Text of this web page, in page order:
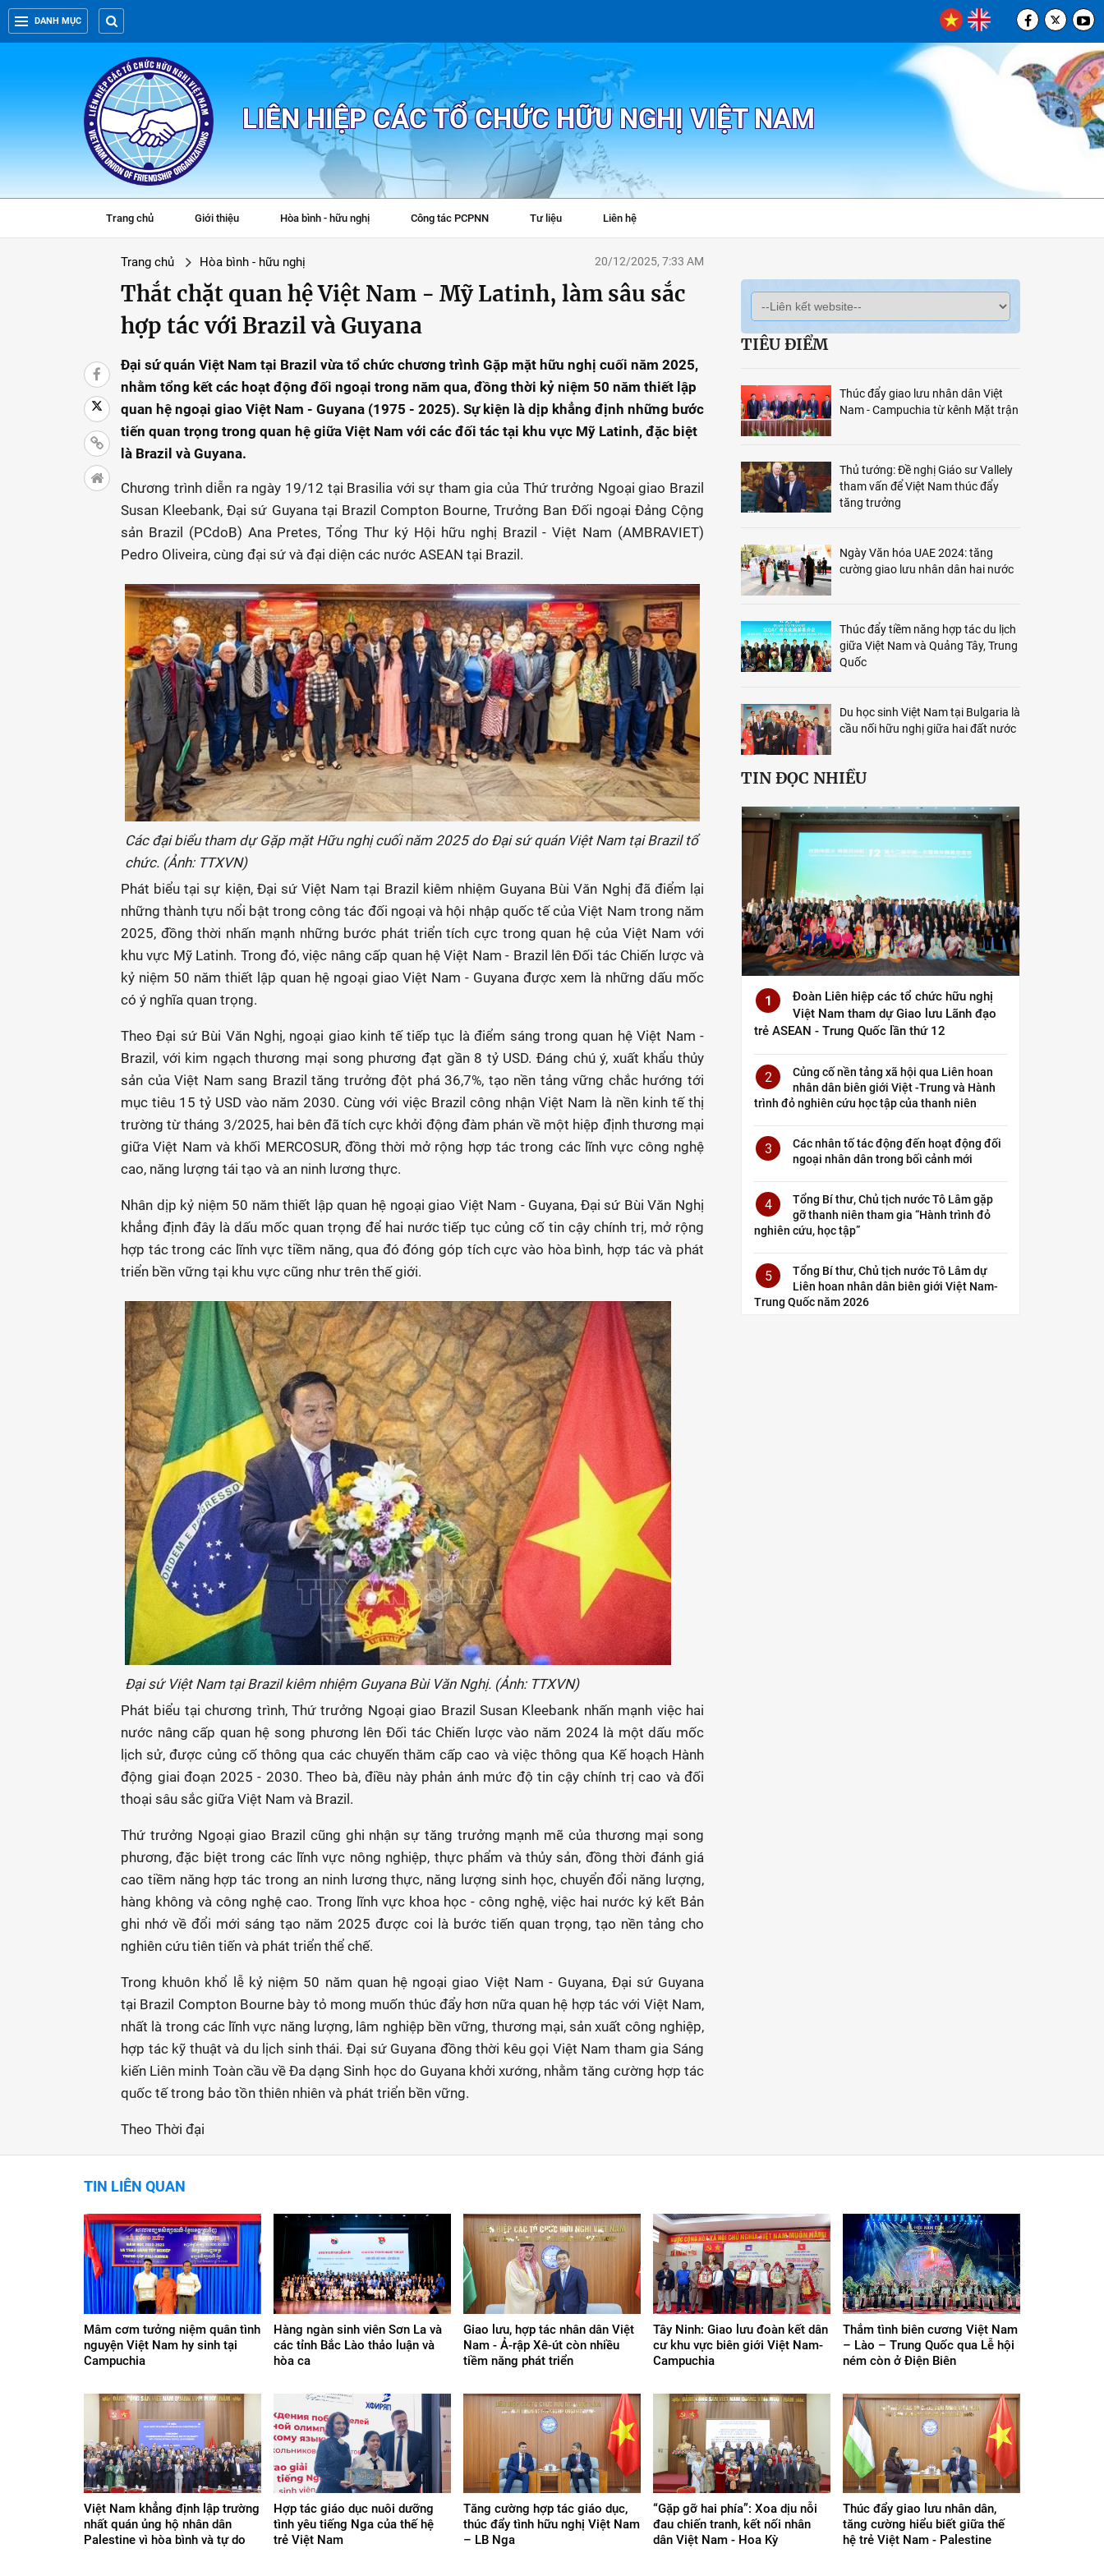
DANH MỤC
LIÊN HIỆP CÁC TỔ CHỨC HỮU NGHỊ VIỆT NAM
Trang chủ Giới thiệu Hòa bình - hữu nghị Công tác PCPNN Tư liệu Liên hệ
Trang chủ Hòa bình - hữu nghị 20/12/2025, 7:33 AM
Thắt chặt quan hệ Việt Nam - Mỹ Latinh, làm sâu sắc
hợp tác với Brazil và Guyana
Đại sứ quán Việt Nam tại Brazil vừa tổ chức chương trình Gặp mặt hữu nghị cuối năm 2025,
nhằm tổng kết các hoạt động đối ngoại trong năm qua, đồng thời kỷ niệm 50 năm thiết lập
quan hệ ngoại giao Việt Nam - Guyana (1975 - 2025). Sự kiện là dịp khẳng định những bước
tiến quan trọng trong quan hệ giữa Việt Nam với các đối tác tại khu vực Mỹ Latinh, đặc biệt
là Brazil và Guyana.
Chương trình diễn ra ngày 19/12 tại Brasilia với sự tham gia của Thứ trưởng Ngoại giao Brazil
Susan Kleebank, Đại sứ Guyana tại Brazil Compton Bourne, Trưởng Ban Đối ngoại Đảng Cộng
sản Brazil (PCdoB) Ana Pretes, Tổng Thư ký Hội hữu nghị Brazil - Việt Nam (AMBRAVIET)
Pedro Oliveira, cùng đại sứ và đại diện các nước ASEAN tại Brazil.
Các đại biểu tham dự Gặp mặt Hữu nghị cuối năm 2025 do Đại sứ quán Việt Nam tại Brazil tổ
chức. (Ảnh: TTXVN)
Phát biểu tại sự kiện, Đại sứ Việt Nam tại Brazil kiêm nhiệm Guyana Bùi Văn Nghị đã điểm lại
những thành tựu nổi bật trong công tác đối ngoại và hội nhập quốc tế của Việt Nam trong năm
2025, đồng thời nhấn mạnh những bước phát triển tích cực trong quan hệ của Việt Nam với
khu vực Mỹ Latinh. Trong đó, việc nâng cấp quan hệ Việt Nam - Brazil lên Đối tác Chiến lược và
kỷ niệm 50 năm thiết lập quan hệ ngoại giao Việt Nam - Guyana được xem là những dấu mốc
có ý nghĩa quan trọng.
Theo Đại sứ Bùi Văn Nghị, ngoại giao kinh tế tiếp tục là điểm sáng trong quan hệ Việt Nam -
Brazil, với kim ngạch thương mại song phương đạt gần 8 tỷ USD. Đáng chú ý, xuất khẩu thủy
sản của Việt Nam sang Brazil tăng trưởng đột phá 36,7%, tạo nền tảng vững chắc hướng tới
mục tiêu 15 tỷ USD vào năm 2030. Cùng với việc Brazil công nhận Việt Nam là nền kinh tế thị
trường từ tháng 3/2025, hai bên đã tích cực khởi động đàm phán về một hiệp định thương mại
giữa Việt Nam và khối MERCOSUR, đồng thời mở rộng hợp tác trong các lĩnh vực công nghệ
cao, năng lượng tái tạo và an ninh lương thực.
Nhân dịp kỷ niệm 50 năm thiết lập quan hệ ngoại giao Việt Nam - Guyana, Đại sứ Bùi Văn Nghị
khẳng định đây là dấu mốc quan trọng để hai nước tiếp tục củng cố tin cậy chính trị, mở rộng
hợp tác trong các lĩnh vực tiềm năng, qua đó đóng góp tích cực vào hòa bình, hợp tác và phát
triển bền vững tại khu vực cũng như trên thế giới.
Đại sứ Việt Nam tại Brazil kiêm nhiệm Guyana Bùi Văn Nghị. (Ảnh: TTXVN)
Phát biểu tại chương trình, Thứ trưởng Ngoại giao Brazil Susan Kleebank nhấn mạnh việc hai
nước nâng cấp quan hệ song phương lên Đối tác Chiến lược vào năm 2024 là một dấu mốc
lịch sử, được củng cố thông qua các chuyến thăm cấp cao và việc thông qua Kế hoạch Hành
động giai đoạn 2025 - 2030. Theo bà, điều này phản ánh mức độ tin cậy chính trị cao và đối
thoại sâu sắc giữa Việt Nam và Brazil.
Thứ trưởng Ngoại giao Brazil cũng ghi nhận sự tăng trưởng mạnh mẽ của thương mại song
phương, đặc biệt trong các lĩnh vực nông nghiệp, thực phẩm và thủy sản, đồng thời đánh giá
cao tiềm năng hợp tác trong an ninh lương thực, năng lượng sinh học, chuyển đổi năng lượng,
hàng không và công nghệ cao. Trong lĩnh vực khoa học - công nghệ, việc hai nước ký kết Bản
ghi nhớ về đổi mới sáng tạo năm 2025 được coi là bước tiến quan trọng, tạo nền tảng cho
nghiên cứu tiên tiến và phát triển thể chế.
Trong khuôn khổ lễ kỷ niệm 50 năm quan hệ ngoại giao Việt Nam - Guyana, Đại sứ Guyana
tại Brazil Compton Bourne bày tỏ mong muốn thúc đẩy hơn nữa quan hệ hợp tác với Việt Nam,
nhất là trong các lĩnh vực năng lượng, lâm nghiệp bền vững, thương mại, sản xuất công nghiệp,
hợp tác kỹ thuật và du lịch sinh thái. Đại sứ Guyana đồng thời kêu gọi Việt Nam tham gia Sáng
kiến Liên minh Toàn cầu về Đa dạng Sinh học do Guyana khởi xướng, nhằm tăng cường hợp tác
quốc tế trong bảo tồn thiên nhiên và phát triển bền vững.
Theo Thời đại
TIÊU ĐIỂM
Thúc đẩy giao lưu nhân dân Việt
Nam - Campuchia từ kênh Mặt trận
Thủ tướng: Đề nghị Giáo sư Vallely
tham vấn để Việt Nam thúc đẩy
tăng trưởng
Ngày Văn hóa UAE 2024: tăng
cường giao lưu nhân dân hai nước
Thúc đẩy tiềm năng hợp tác du lịch
giữa Việt Nam và Quảng Tây, Trung
Quốc
Du học sinh Việt Nam tại Bulgaria là
cầu nối hữu nghị giữa hai đất nước
TIN ĐỌC NHIỀU
1
Đoàn Liên hiệp các tổ chức hữu nghị
Việt Nam tham dự Giao lưu Lãnh đạo
trẻ ASEAN - Trung Quốc lần thứ 12
2
Củng cố nền tảng xã hội qua Liên hoan
nhân dân biên giới Việt -Trung và Hành
trình đỏ nghiên cứu học tập của thanh niên
3
Các nhân tố tác động đến hoạt động đối
ngoại nhân dân trong bối cảnh mới
4
Tổng Bí thư, Chủ tịch nước Tô Lâm gặp
gỡ thanh niên tham gia “Hành trình đỏ
nghiên cứu, học tập”
5
Tổng Bí thư, Chủ tịch nước Tô Lâm dự
Liên hoan nhân dân biên giới Việt Nam-
Trung Quốc năm 2026
TIN LIÊN QUAN
Mâm cơm tưởng niệm quân tình
nguyện Việt Nam hy sinh tại
Campuchia
Hàng ngàn sinh viên Sơn La và
các tỉnh Bắc Lào thảo luận và
hòa ca
Giao lưu, hợp tác nhân dân Việt
Nam - Ả-rập Xê-út còn nhiều
tiềm năng phát triển
Tây Ninh: Giao lưu đoàn kết dân
cư khu vực biên giới Việt Nam-
Campuchia
Thắm tình biên cương Việt Nam
– Lào – Trung Quốc qua Lễ hội
ném còn ở Điện Biên
Việt Nam khẳng định lập trường
nhất quán ủng hộ nhân dân
Palestine vì hòa bình và tự do
Hợp tác giáo dục nuôi dưỡng
tình yêu tiếng Nga của thế hệ
trẻ Việt Nam
Tăng cường hợp tác giáo dục,
thúc đẩy tình hữu nghị Việt Nam
– LB Nga
“Gặp gỡ hai phía”: Xoa dịu nỗi
đau chiến tranh, kết nối nhân
dân Việt Nam - Hoa Kỳ
Thúc đẩy giao lưu nhân dân,
tăng cường hiểu biết giữa thế
hệ trẻ Việt Nam - Palestine